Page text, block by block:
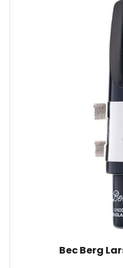
Bec Berg